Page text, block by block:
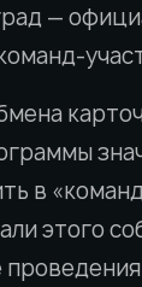
—
в
этого